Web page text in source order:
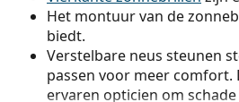
Het montuur van de
biedt.
Verstelbare neus steunen
passen voor meer comfort.
ervaren opticien om